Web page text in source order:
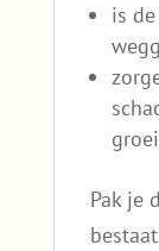
is
Pak je